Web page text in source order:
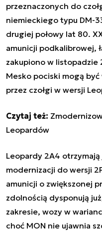
przeznaczonych do
niemieckiego typu DM-
drugiej połowy lat 80.
amunicji podkalibrowej,
zakupiono w listopadzie
Mesko pociski mogą
przez czołgi w wersji
Czytaj też:
Leopardów
Leopardy 2A4
modernizacji do wersji
amunicji o zwiększonej
zdolnością dysponują
zakresie, wozy w
choć MON nie ujawnia